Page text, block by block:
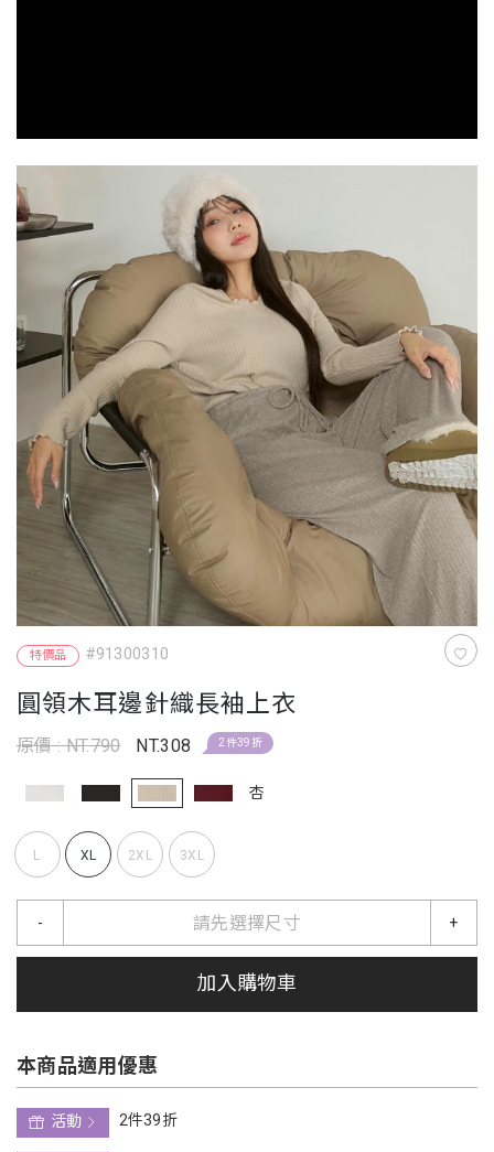
特價品 #91300310
圓領木耳邊針織長袖上衣
原價 : NT.790 NT.308 2件39折
杏
L XL 2XL 3XL
請先選擇尺寸
- +
加入購物車
本商品適用優惠
活動
2件39折